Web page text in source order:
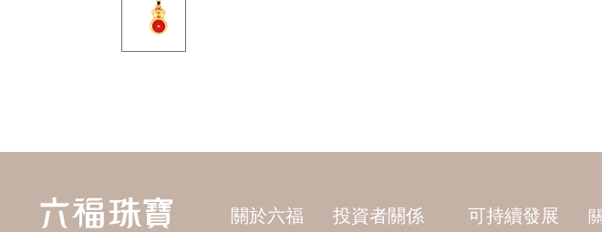
關於六福 投資者關係 可持續發展